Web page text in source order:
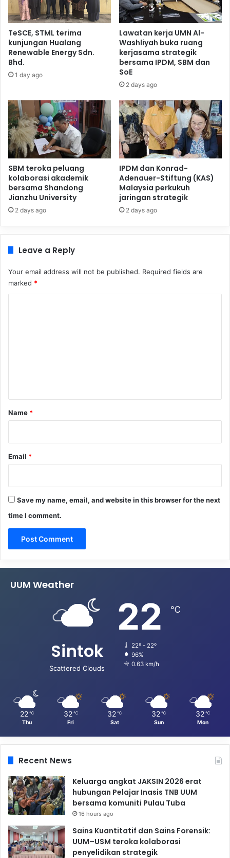
TeSCE, STML terima
kunjungan Hualang
Renewable Energy Sdn.
Bhd.
1 day ago
Lawatan kerja UMN Al-
Washliyah buka ruang
kerjasama strategik
bersama IPDM, SBM dan
SoE
2 days ago
SBM teroka peluang
kolaborasi akademik
bersama Shandong
Jianzhu University
2 days ago
IPDM dan Konrad-
Adenauer-Stiftung (KAS)
Malaysia perkukuh
jaringan strategik
2 days ago
Leave a Reply
Your email address will not be published. Required fields are
marked *
*
Name *
Email *
Save my name, email, and website in this browser for the next
time I comment.
UUM Weather
Sintok
Scattered Clouds
22 ℃
22º - 22º
96%
0.63 km/h
22 ℃
Thu
32 ℃
Fri
32 ℃
Sat
32 ℃
Sun
32 ℃
Mon
Recent News
Keluarga angkat JAKSIN 2026 erat
hubungan Pelajar Inasis TNB UUM
bersama komuniti Pulau Tuba
16 hours ago
Sains Kuantitatif dan Sains Forensik:
UUM–USM teroka kolaborasi
penyelidikan strategik